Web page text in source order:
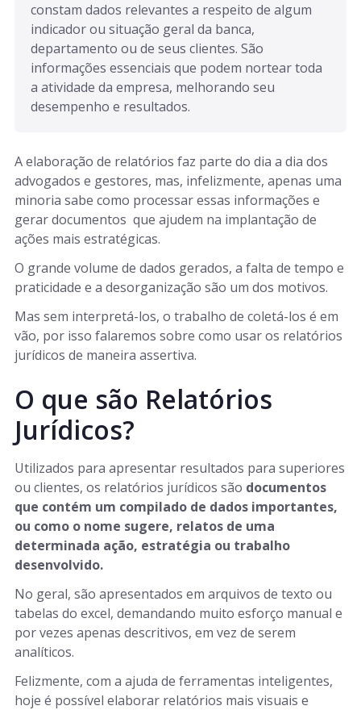
constam dados relevantes a respeito de algum
indicador ou situação geral da banca,
departamento ou de seus clientes. São
informações essenciais que podem nortear toda
a atividade da empresa, melhorando seu
desempenho e resultados.
A elaboração de relatórios faz parte do dia a dia dos
advogados e gestores, mas, infelizmente, apenas uma
minoria sabe como processar essas informações e
gerar documentos que ajudem na implantação de
ações mais estratégicas.
O grande volume de dados gerados, a falta de tempo e
praticidade e a desorganização são um dos motivos.
Mas sem interpretá-los, o trabalho de coletá-los é em
vão, por isso falaremos sobre como usar os relatórios
jurídicos de maneira assertiva.
O que são Relatórios
Jurídicos?
Utilizados para apresentar resultados para superiores
ou clientes, os relatórios jurídicos são documentos
que contém um compilado de dados importantes,
ou como o nome sugere, relatos de uma
determinada ação, estratégia ou trabalho
desenvolvido.
No geral, são apresentados em arquivos de texto ou
tabelas do excel, demandando muito esforço manual e
por vezes apenas descritivos, em vez de serem
analíticos.
Felizmente, com a ajuda de ferramentas inteligentes,
hoje é possível elaborar relatórios mais visuais e